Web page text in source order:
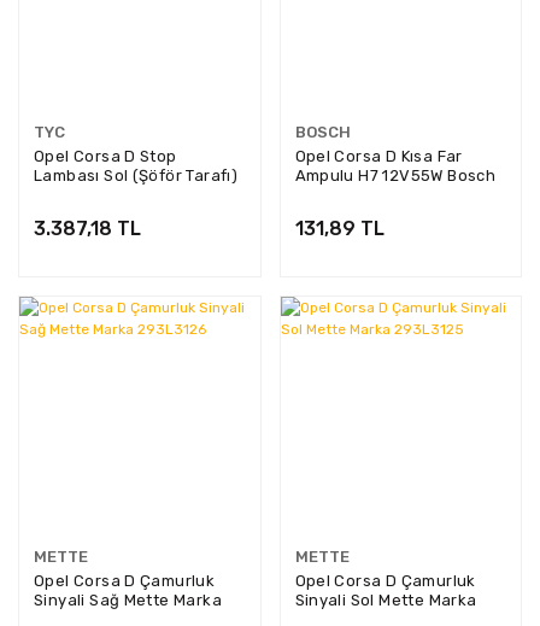
TYC
Opel Corsa D Stop
Lambası Sol (Şöför Tarafı)
3.387,18 TL
BOSCH
Opel Corsa D Kısa Far
Ampulu H7 12V55W Bosch
131,89 TL
METTE
Opel Corsa D Çamurluk
Sinyali Sağ Mette Marka
METTE
Opel Corsa D Çamurluk
Sinyali Sol Mette Marka